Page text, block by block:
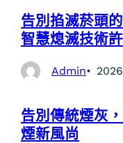
告別掐滅菸頭
智慧熄滅技術
Admin
告別傳統煙灰
煙新風尚